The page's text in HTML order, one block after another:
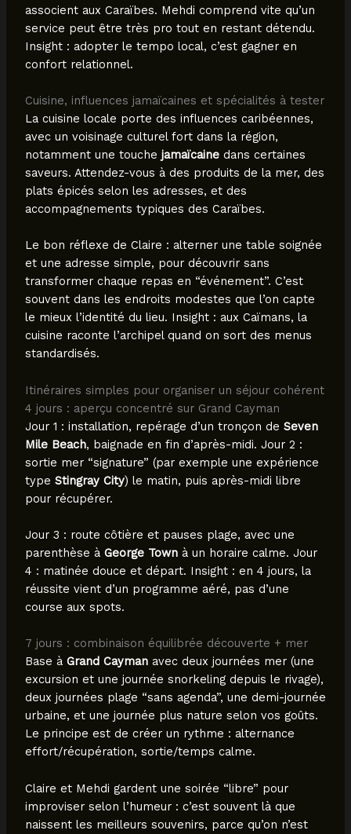
associent aux Caraïbes. Mehdi comprend vite qu’un
service peut être très pro tout en restant détendu.
Insight : adopter le tempo local, c’est gagner en
confort relationnel.
Cuisine, influences jamaïcaines et spécialités à tester
La cuisine locale porte des influences caribéennes,
avec un voisinage culturel fort dans la région,
notamment une touche jamaïcainedans certaines
saveurs. Attendez-vous à des produits de la mer, des
plats épicés selon les adresses, et des
accompagnements typiques des Caraïbes.
Le bon réflexe de Claire : alterner une table soignée
et une adresse simple, pour découvrir sans
transformer chaque repas en “événement”. C’est
souvent dans les endroits modestes que l’on capte
le mieux l’identité du lieu. Insight : aux Caïmans, la
cuisine raconte l’archipel quand on sort des menus
standardisés.
Itinéraires simples pour organiser un séjour cohérent
4 jours : aperçu concentré sur Grand Cayman
Jour 1 : installation, repérage d’un tronçon de Seven
Mile Beach, baignade en fin d’après-midi. Jour 2 :
sortie mer “signature” (par exemple une expérience
type Stingray City) le matin, puis après-midi libre
pour récupérer.
Jour 3 : route côtière et pauses plage, avec une
parenthèse à George Townà un horaire calme. Jour
4 : matinée douce et départ. Insight : en 4 jours, la
réussite vient d’un programme aéré, pas d’une
course aux spots.
7 jours : combinaison équilibrée découverte + mer
Base à Grand Caymanavec deux journées mer (une
excursion et une journée snorkeling depuis le rivage),
deux journées plage “sans agenda”, une demi-journée
urbaine, et une journée plus nature selon vos goûts.
Le principe est de créer un rythme : alternance
effort/récupération, sortie/temps calme.
Claire et Mehdi gardent une soirée “libre” pour
improviser selon l’humeur : c’est souvent là que
naissent les meilleurs souvenirs, parce qu’on n’est